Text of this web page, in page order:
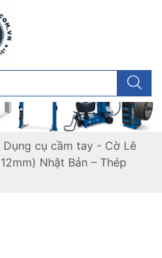
Dụng cụ cầm tay- Cờ Lê
Nhật Bản – Thép